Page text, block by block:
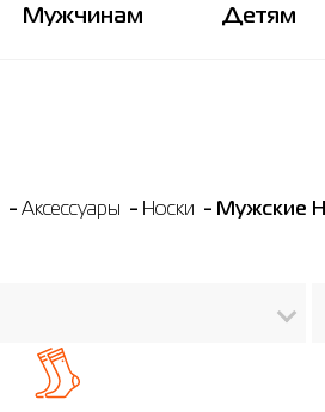
Мужчинам Детям
Аксессуары Носки Мужские